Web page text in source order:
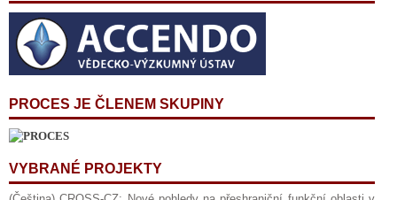
PROCES JE ČLENEM SKUPINY
VYBRANÉ PROJEKTY